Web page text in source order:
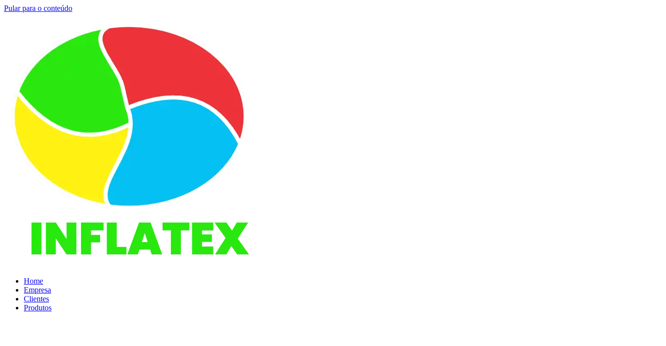
Pular para o conteúdo
Home
Empresa
Clientes
Produtos